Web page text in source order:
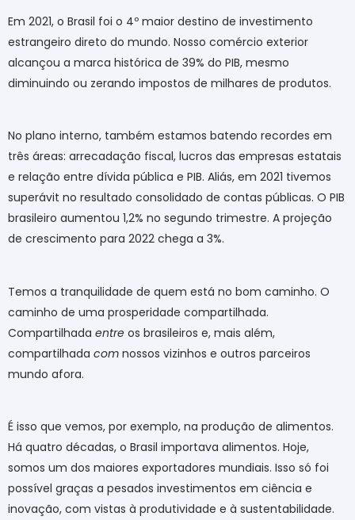
Em 2021, o Brasil foi o 4º maior destino de investimento
estrangeiro direto do mundo. Nosso comércio exterior
alcançou a marca histórica de 39% do PIB, mesmo
diminuindo ou zerando impostos de milhares de produtos.
No plano interno, também estamos batendo recordes em
três áreas: arrecadação fiscal, lucros das empresas estatais
e relação entre dívida pública e PIB. Aliás, em 2021 tivemos
superávit no resultado consolidado de contas públicas. O PIB
brasileiro aumentou 1,2% no segundo trimestre. A projeção
de crescimento para 2022 chega a 3%.
Temos a tranquilidade de quem está no bom caminho. O
caminho de uma prosperidade compartilhada.
Compartilhada entre os brasileiros e, mais além,
compartilhada com nossos vizinhos e outros parceiros
mundo afora.
É isso que vemos, por exemplo, na produção de alimentos.
Há quatro décadas, o Brasil importava alimentos. Hoje,
somos um dos maiores exportadores mundiais. Isso só foi
possível graças a pesados investimentos em ciência e
inovação, com vistas à produtividade e à sustentabilidade.